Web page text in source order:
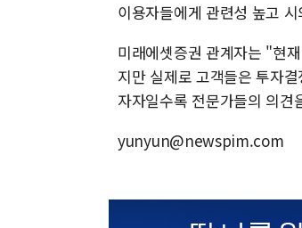
이용자들에게 관련성 높고
미래에셋증권 관계자는 "현
지만 실제로 고객들은 투자
자자일수록 전문가들의 의
yunyun@newspim.com